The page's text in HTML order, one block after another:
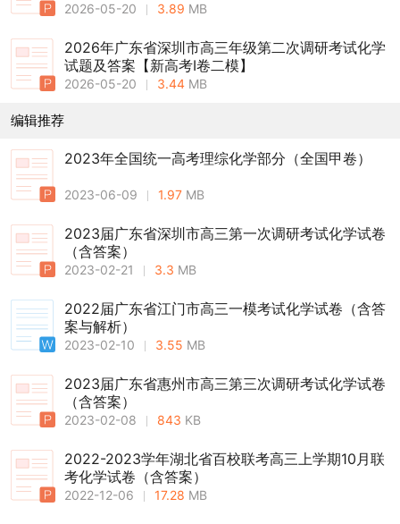
2026-05-20 3.89 MB
2026年广东省深圳市高三年级第二次调研考试化学
试题及答案【新高考Ⅰ卷二模】
2026-05-20 3.44 MB
编辑推荐
2023年全国统一高考理综化学部分（全国甲卷）
2023-06-09 1.97 MB
2023届广东省深圳市高三第一次调研考试化学试卷
（含答案）
2023-02-21 3.3 MB
2022届广东省江门市高三一模考试化学试卷（含答
案与解析）
2023-02-10 3.55 MB
2023届广东省惠州市高三第三次调研考试化学试卷
（含答案）
2023-02-08 843 KB
2022-2023学年湖北省百校联考高三上学期10月联
考化学试卷（含答案）
2022-12-06 17.28 MB